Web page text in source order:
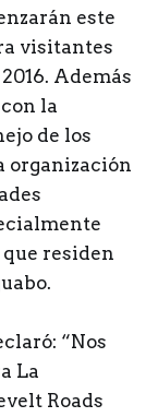
este
visitantes
Además
la
de los
organización
residen
“Nos
La
Roads